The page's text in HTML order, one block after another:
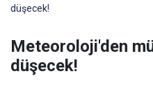
düşecek!
Meteoroloji'den
düşecek!